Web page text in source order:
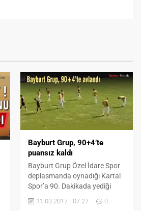
Bayburt Grup, 90+4’te
puansız kaldı
Bayburt Grup Özel İdare Spor
deplasmanda oynadığı Kartal
Spor’a 90. Dakikada yediği
puansız döndü.
11.03.2017 - 07:27 0